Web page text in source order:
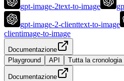
gpt-image-2text-to-image
gpt-image-2-clienttext-to-image
clientimage-to-image
Documentazione
Playground
API Tutta la cronologia
Documentazione